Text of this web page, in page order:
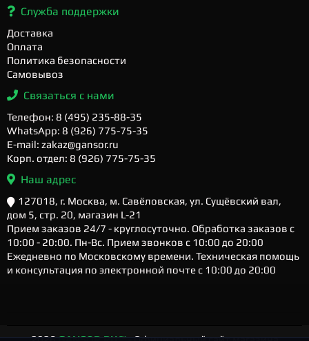
Служба поддержки
Доставка
Оплата
Политика безопасности
Самовывоз
Связаться с нами
Телефон: 8 (495) 235-88-35
WhatsApp: 8 (926) 775-75-35
E-mail: zakaz@gansor.ru
Корп. отдел: 8 (926) 775-75-35
Наш адрес
127018, г. Москва, м. Савёловская, ул. Сущёвский вал,
дом 5, стр. 20, магазин L-21
Прием заказов 24/7 - круглосуточно. Обработка заказов с
10:00 - 20:00. Пн-Вс. Прием звонков с 10:00 до 20:00
Ежедневно по Московскому времени. Техническая помощь
и консультация по электронной почте с 10:00 до 20:00